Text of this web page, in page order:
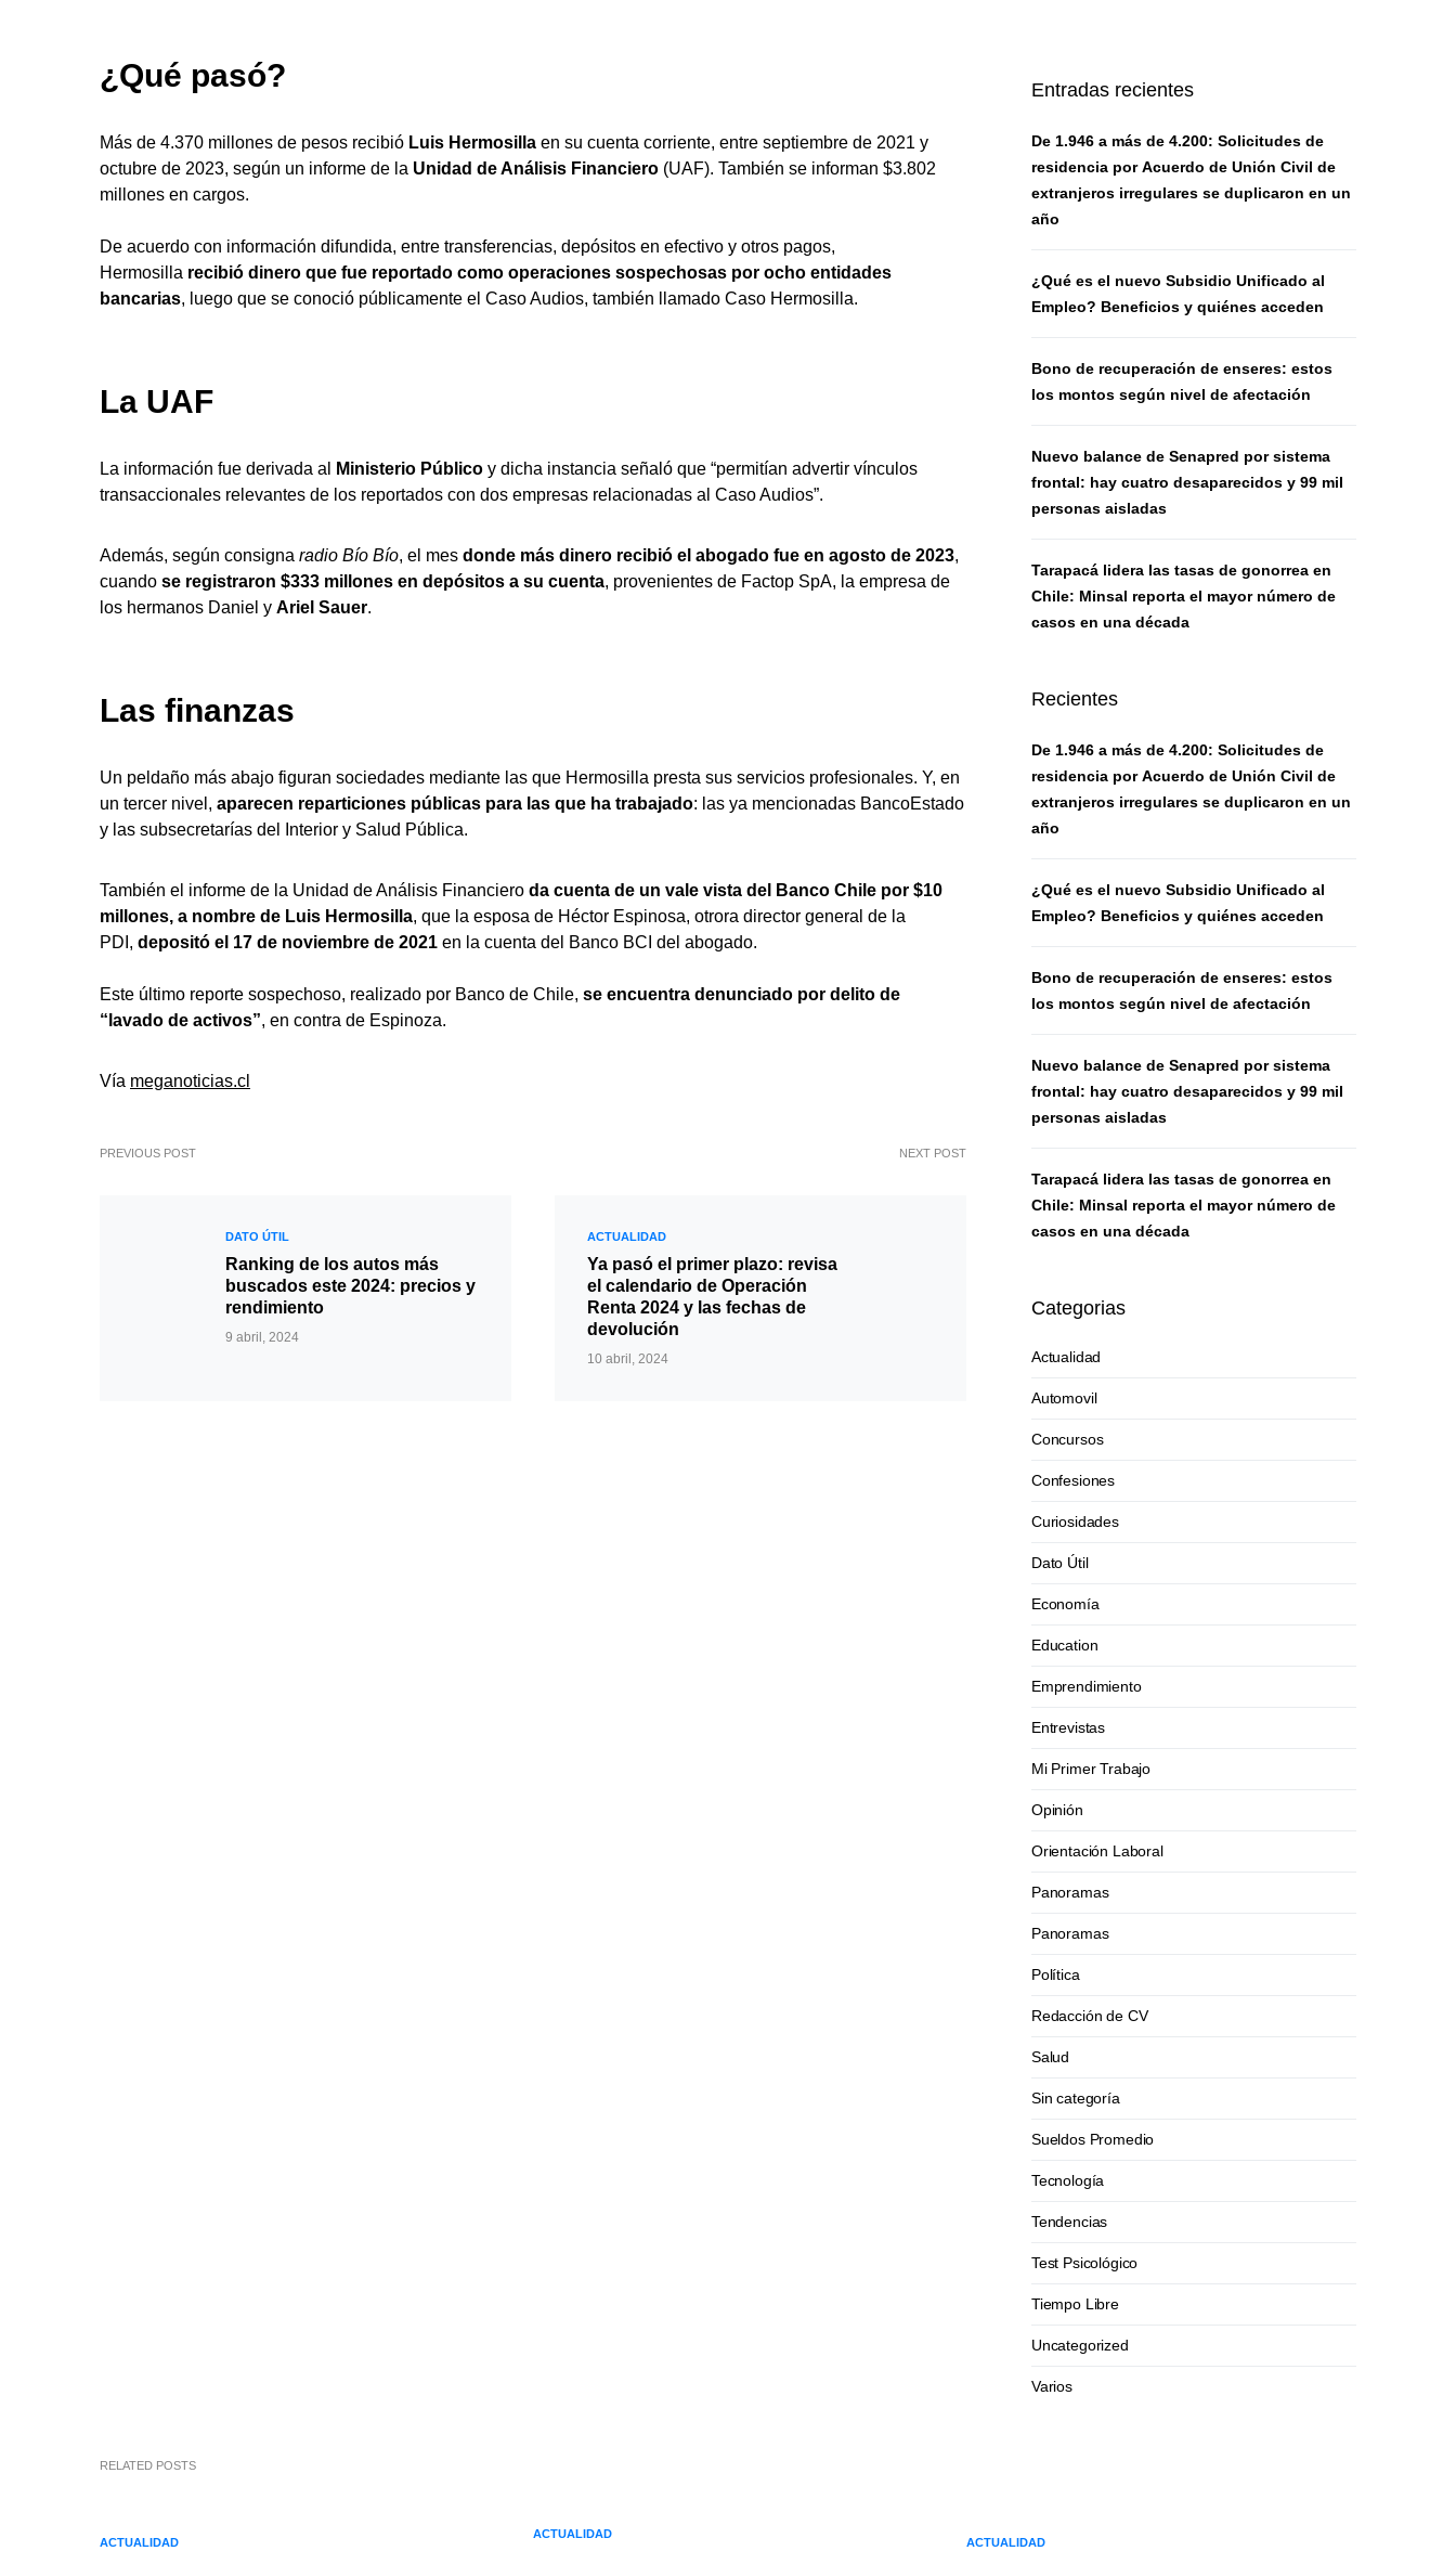
¿Qué pasó?
Más de 4.370 millones de pesos recibió Luis Hermosilla en su cuenta corriente, entre septiembre de 2021 y
octubre de 2023, según un informe de la Unidad de Análisis Financiero (UAF). También se informan $3.802
millones en cargos.
De acuerdo con información difundida, entre transferencias, depósitos en efectivo y otros pagos,
Hermosilla recibió dinero que fue reportado como operaciones sospechosas por ocho entidades
bancarias, luego que se conoció públicamente el Caso Audios, también llamado Caso Hermosilla.
La UAF
La información fue derivada al Ministerio Público y dicha instancia señaló que “permitían advertir vínculos
transaccionales relevantes de los reportados con dos empresas relacionadas al Caso Audios”.
Además, según consigna radio Bío Bío, el mes donde más dinero recibió el abogado fue en agosto de 2023,
cuando se registraron $333 millones en depósitos a su cuenta, provenientes de Factop SpA, la empresa de
los hermanos Daniel y Ariel Sauer.
Las finanzas
Un peldaño más abajo figuran sociedades mediante las que Hermosilla presta sus servicios profesionales. Y, en
un tercer nivel, aparecen reparticiones públicas para las que ha trabajado: las ya mencionadas BancoEstado
y las subsecretarías del Interior y Salud Pública.
También el informe de la Unidad de Análisis Financiero da cuenta de un vale vista del Banco Chile por $10
millones, a nombre de Luis Hermosilla, que la esposa de Héctor Espinosa, otrora director general de la
PDI, depositó el 17 de noviembre de 2021 en la cuenta del Banco BCI del abogado.
Este último reporte sospechoso, realizado por Banco de Chile, se encuentra denunciado por delito de
“lavado de activos”, en contra de Espinoza.
Vía meganoticias.cl
PREVIOUS POST
DATO ÚTIL
Ranking de los autos más
buscados este 2024: precios y
rendimiento
9 abril, 2024
NEXT POST
ACTUALIDAD
Ya pasó el primer plazo: revisa
el calendario de Operación
Renta 2024 y las fechas de
devolución
10 abril, 2024
Entradas recientes
De 1.946 a más de 4.200: Solicitudes de
residencia por Acuerdo de Unión Civil de
extranjeros irregulares se duplicaron en un
año
¿Qué es el nuevo Subsidio Unificado al
Empleo? Beneficios y quiénes acceden
Bono de recuperación de enseres: estos
los montos según nivel de afectación
Nuevo balance de Senapred por sistema
frontal: hay cuatro desaparecidos y 99 mil
personas aisladas
Tarapacá lidera las tasas de gonorrea en
Chile: Minsal reporta el mayor número de
casos en una década
Recientes
De 1.946 a más de 4.200: Solicitudes de
residencia por Acuerdo de Unión Civil de
extranjeros irregulares se duplicaron en un
año
¿Qué es el nuevo Subsidio Unificado al
Empleo? Beneficios y quiénes acceden
Bono de recuperación de enseres: estos
los montos según nivel de afectación
Nuevo balance de Senapred por sistema
frontal: hay cuatro desaparecidos y 99 mil
personas aisladas
Tarapacá lidera las tasas de gonorrea en
Chile: Minsal reporta el mayor número de
casos en una década
Categorias
Actualidad
Automovil
Concursos
Confesiones
Curiosidades
Dato Útil
Economía
Education
Emprendimiento
Entrevistas
Mi Primer Trabajo
Opinión
Orientación Laboral
Panoramas
Panoramas
Política
Redacción de CV
Salud
Sin categoría
Sueldos Promedio
Tecnología
Tendencias
Test Psicológico
Tiempo Libre
Uncategorized
Varios
RELATED POSTS
ACTUALIDAD
ACTUALIDAD
ACTUALIDAD